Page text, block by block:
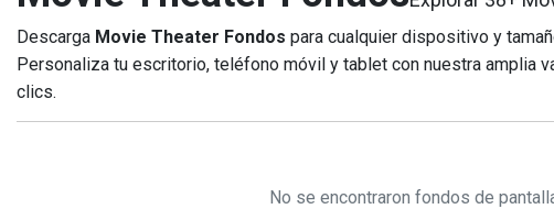
Descarga Movie Theater Fondos para cualquier dispositivo y
Personaliza tu escritorio, teléfono móvil y tablet con nuestra amplia
clics.
No se encontraron fondos de